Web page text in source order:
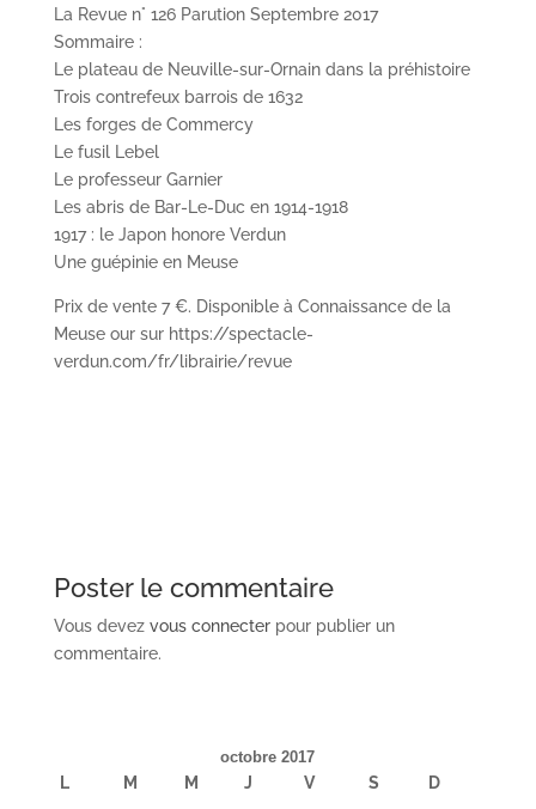
La Revue n° 126 Parution Septembre 2017
Sommaire :
Le plateau de Neuville-sur-Ornain dans la préhistoire
Trois contrefeux barrois de 1632
Les forges de Commercy
Le fusil Lebel
Le professeur Garnier
Les abris de Bar-Le-Duc en 1914-1918
1917 : le Japon honore Verdun
Une guépinie en Meuse
Prix de vente 7 €. Disponible à Connaissance de la
Meuse our sur https://spectacle-
verdun.com/fr/librairie/revue
Poster le commentaire
Vous devez vous connecterpour publier un
commentaire.
octobre 2017
L M M J V S
D